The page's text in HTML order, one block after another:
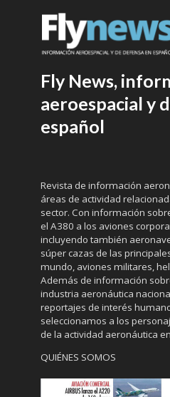
Fly News,
aeroespacial y
español
Revista de información
áreas de actividad
sector. Con información
el A380 a los aviones
incluyendo también
súper cazas de las
mundo, aviones militares,
Además de información
industria aeronáutica
reportajes de interés
seleccionamos a los
de la actividad aeronáutica
QUIÉNES SOMOS